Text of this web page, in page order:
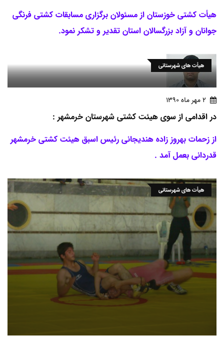
هیأت کشتی خوزستان از مسئولان برگزاری مسابقات کشتی فرنگی
جوانان و آزاد بزرگسالان استان تقدیر و تشکر نمود.
هیأت های شهرستانی
2 مهر ماه 1390
در اقدامی از سوی هیئت کشتی شهرستان خرمشهر :
از زحمات بهروز زاده هندیجانی رئیس اسبق هیئت کشتی خرمشهر
قدردانی بعمل آمد .
هیأت های شهرستانی